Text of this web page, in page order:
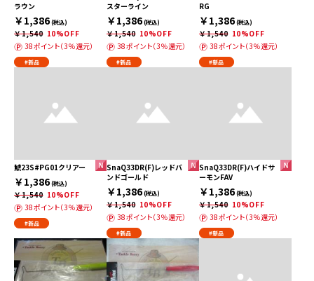
ラウン
￥1,386(税込)
￥1,540 10%OFF
38ポイント（3％還元）
#新品
スターライン
￥1,386(税込)
￥1,540 10%OFF
38ポイント（3％還元）
#新品
RG
￥1,386(税込)
￥1,540 10%OFF
38ポイント（3％還元）
#新品
鯱23S#PG01クリアー
￥1,386(税込)
￥1,540 10%OFF
38ポイント（3％還元）
#新品
SnaQ33DR(F)レッドバ
ンドゴールド
￥1,386(税込)
￥1,540 10%OFF
38ポイント（3％還元）
#新品
SnaQ33DR(F)ハイドサ
ーモンFAV
￥1,386(税込)
￥1,540 10%OFF
38ポイント（3％還元）
#新品